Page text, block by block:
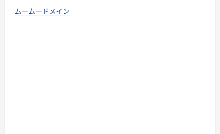
ムームードメイン